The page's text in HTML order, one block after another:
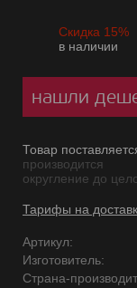
Скидка 15%
в наличии
нашли
Товар
производится
округление до
Тарифы на
Артикул:
Изготовитель:
Страна-